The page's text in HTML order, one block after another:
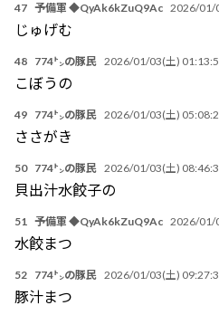
47 予備軍 ◆QyAk6kZuQ9Ac 2026/01/
じゅげむ
48 774㌧の豚民 2026/01/03(土)
こぼうの
49 774㌧の豚民 2026/01/03(土)
ささがき
50 774㌧の豚民 2026/01/03(土)
貝出汁水餃子の
51 予備軍 ◆QyAk6kZuQ9Ac 2026/01/
水餃まつ
52 774㌧の豚民 2026/01/03(土)
豚汁まつ